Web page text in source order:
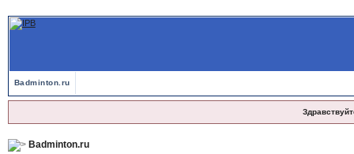
Badminton.ru
Badminton.ru